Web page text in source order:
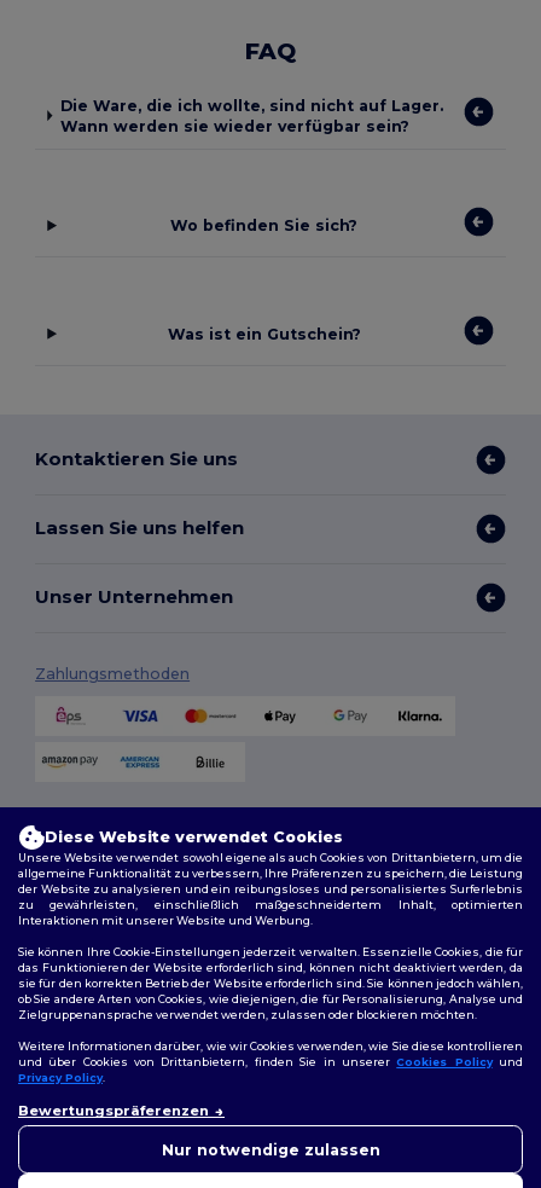
FAQ
Die Ware, die ich wollte, sind nicht auf Lager.
Wann werden sie wieder verfügbar sein?
Wo befinden Sie sich?
Was ist ein Gutschein?
Kontaktieren Sie uns
Lassen Sie uns helfen
Unser Unternehmen
Zahlungsmethoden
Allgemeine Geschäftsbedingungen
Datenschutzbestimmungen|Cookie-Richtlinie|Site Map
Folge uns
Diese Website verwendet Cookies
Unsere Website verwendet sowohl eigene als auch Cookies von Drittanbietern, um die
allgemeine Funktionalität zu verbessern, Ihre Präferenzen zu speichern, die Leistung
der Website zu analysieren und ein reibungsloses und personalisiertes Surferlebnis
zu gewährleisten, einschließlich maßgeschneidertem Inhalt, optimierten
Interaktionen mit unserer Website und Werbung.
Sie können Ihre Cookie-Einstellungen jederzeit verwalten. Essenzielle Cookies, die für
das Funktionieren der Website erforderlich sind, können nicht deaktiviert werden, da
sie für den korrekten Betrieb der Website erforderlich sind. Sie können jedoch wählen,
ob Sie andere Arten von Cookies, wie diejenigen, die für Personalisierung, Analyse und
Zielgruppenansprache verwendet werden, zulassen oder blockieren möchten.
Weitere Informationen darüber, wie wir Cookies verwenden, wie Sie diese kontrollieren
und über Cookies von Drittanbietern, finden Sie in unsererCookies Policyund
Privacy Policy.
Bewertungspräferenzen
Nur notwendige zulassen
uns jederzeit kontaktieren.